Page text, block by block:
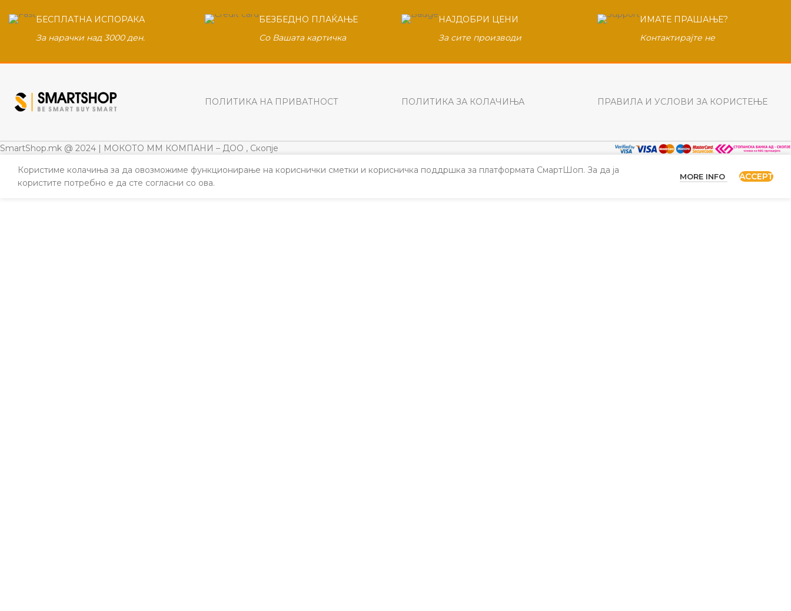
БЕСПЛАТНА ИСПОРАКА
За нарачки над 3000 ден.
БЕЗБЕДНО ПЛАЌАЊЕ
Со Вашата картичка
НАЈДОБРИ ЦЕНИ
За сите производи
ИМАТЕ ПРАШАЊЕ?
Контактирајте не
ПОЛИТИКА НА ПРИВАТНОСТ ПОЛИТИКА ЗА КОЛАЧИЊА ПРАВИЛА И УСЛОВИ ЗА КОРИСТЕЊЕ
SmartShop.mk @ 2024 | МОКОТО ММ КОМПАНИ – ДОО , Скопје
Користиме колачиња за да овозможиме функционирање на кориснички сметки и корисничка поддршка за платформата СмартШоп. За да ја
користите потребно е да сте согласни со ова.
MORE INFO ACCEPT